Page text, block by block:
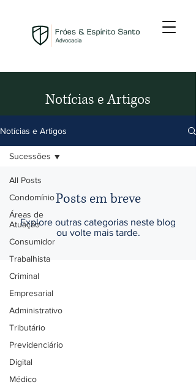
Notícias e Artigos
Notícias e Artigos
All Posts
Condomínio
Áreas de
Atuação
Consumidor
Trabalhista
Criminal
Empresarial
Administrativo
Tributário
Previdenciário
Digital
Médico
Sucessões
Posts em breve
Explore outras categorias neste blog
ou volte mais tarde.